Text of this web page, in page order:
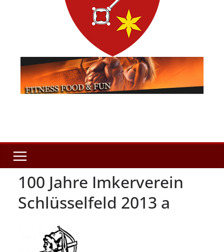
100 Jahre Imkerverein
Schlüsselfeld 2013 a